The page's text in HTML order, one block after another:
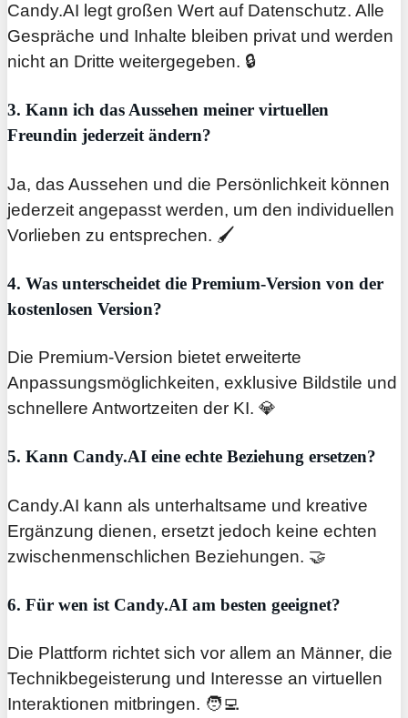
Candy.AI legt großen Wert auf Datenschutz. Alle
Gespräche und Inhalte bleiben privat und werden
nicht an Dritte weitergegeben. 🔒
3. Kann ich das Aussehen meiner virtuellen
Freundin jederzeit ändern?
Ja, das Aussehen und die Persönlichkeit können
jederzeit angepasst werden, um den individuellen
Vorlieben zu entsprechen. 🖌️
4. Was unterscheidet die Premium-Version von der
kostenlosen Version?
Die Premium-Version bietet erweiterte
Anpassungsmöglichkeiten, exklusive Bildstile und
schnellere Antwortzeiten der KI. 💎
5. Kann Candy.AI eine echte Beziehung ersetzen?
Candy.AI kann als unterhaltsame und kreative
Ergänzung dienen, ersetzt jedoch keine echten
zwischenmenschlichen Beziehungen. 🤝
6. Für wen ist Candy.AI am besten geeignet?
Die Plattform richtet sich vor allem an Männer, die
Technikbegeisterung und Interesse an virtuellen
Interaktionen mitbringen. 🧑‍💻